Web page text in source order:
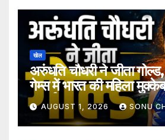
खेल
अरुंधति चौधरी ने जीता
गेम्स में भारत की महिला
प्रदर्शन
AUGUST 1, 2026 SONU